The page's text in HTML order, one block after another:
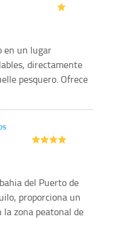
en un lugar
directamente
pesquero. Ofrece
del Puerto de
proporciona un
zona peatonal de